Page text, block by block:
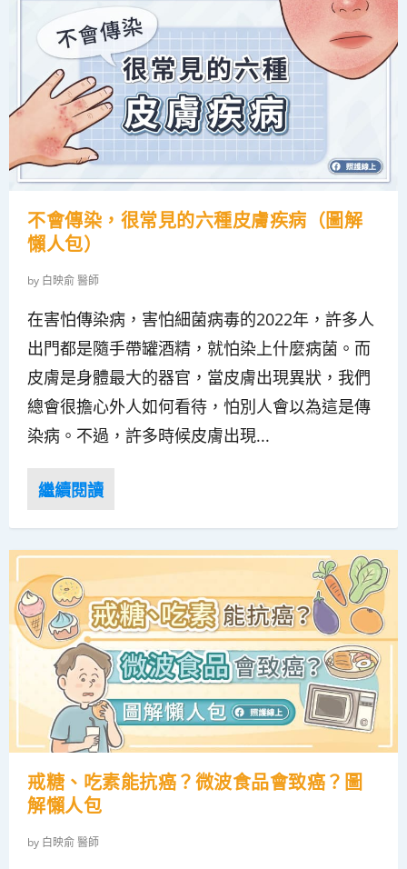
不會傳染，很常見的六種皮膚疾病（圖解
懶人包）
by 白映俞 醫師
在害怕傳染病，害怕細菌病毒的2022年，許多人
出門都是隨手帶罐酒精，就怕染上什麼病菌。而
皮膚是身體最大的器官，當皮膚出現異狀，我們
總會很擔心外人如何看待，怕別人會以為這是傳
染病。不過，許多時候皮膚出現...
戒糖、吃素能抗癌？微波食品會致癌？圖
解懶人包
by 白映俞 醫師